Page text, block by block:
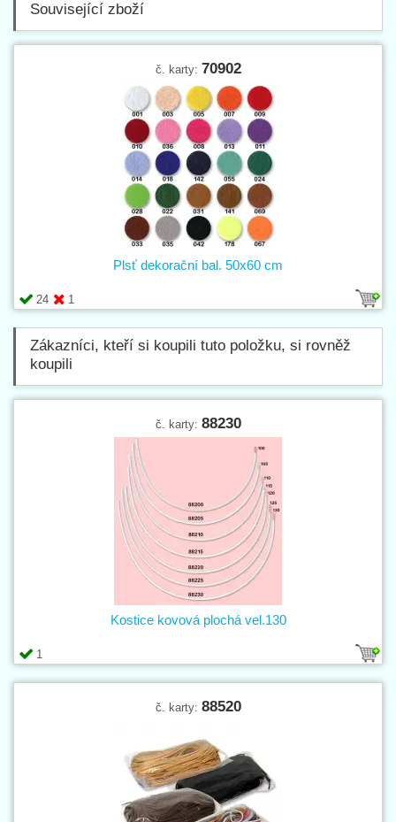
Související zboží
č. karty: 70902
24 1
Plsť dekorační bal. 50x60 cm
Zákazníci, kteří si koupili tuto položku, si rovněž
koupili
č. karty: 88230
1
Kostice kovová plochá vel.130
č. karty: 88520